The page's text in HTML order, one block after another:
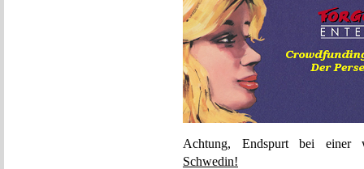
Achtung, Endspurt bei einer
Schwedin!